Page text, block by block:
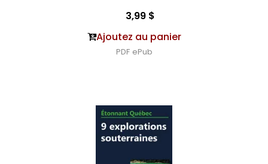
3,99 $
Ajoutez au panier
PDF ePub